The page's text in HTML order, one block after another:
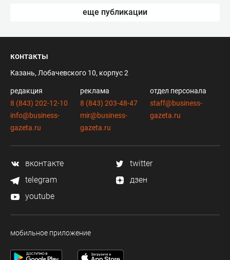
еще публикации
контакты
Казань, Лобачевского 10, корпус 2
редакция
8 (843) 202-12-10
info@business-
gazeta.ru
реклама
8 (843) 203-48-47
mir@business-
gazeta.ru
отдел персонала
staff@business-
gazeta.ru
вконтакте
twitter
telegram
дзен
youtube
мобильное приложение